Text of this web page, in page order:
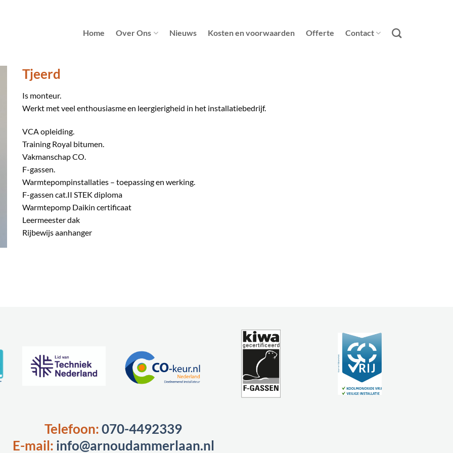
Home Over Ons Nieuws Kosten en voorwaarden Offerte Contact
Tjeerd
Is monteur.
Werkt met veel enthousiasme en leergierigheid in het installatiebedrijf.
VCA opleiding.
Training Royal bitumen.
Vakmanschap CO.
F-gassen.
Warmtepompinstallaties – toepassing en werking.
F-gassen cat.II STEK diploma
Warmtepomp Daikin certificaat
Leermeester dak
Rijbewijs aanhanger
Telefoon: 070-4492339
E-mail: info@arnoudammerlaan.nl